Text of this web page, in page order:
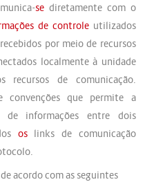
sediretamente com o
de controleutilizados
por meio de recursos
localmente à unidade
recursos de comunicação.
que permite a
de informações entre dois
oslinks de comunicação
acordo com as seguintes